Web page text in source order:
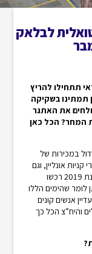
לבלאק
תתחילו להריץ
תמתינו בשקיקה
את האתגר
המחר? הכל כאן
במכירות של
קניות אונליין, וגם
לכאלה שלא. בבלאק פריידי ובסייבר מאנדי של שנת 2019 רכשו
שקלים. ניתן לומר שהימים הללו
אנשים קונים
והיח”צ הכל כך